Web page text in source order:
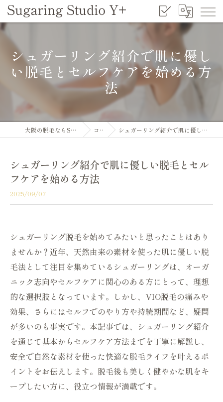
シュガーリング紹介で肌に優し
い脱毛とセルフケアを始める方
法
大阪の脱毛ならSugaring Studio Y+ コラム シュガーリング紹介で肌に優しい脱毛とセルフケアを始める方法
シュガーリング紹介で肌に優しい脱毛とセル
フケアを始める方法
2025/09/07
シュガーリング脱毛を始めてみたいと思ったことはあり
ませんか？近年、天然由来の素材を使った肌に優しい脱
毛法として注目を集めているシュガーリングは、オーガ
ニック志向やセルフケアに関心のある方にとって、理想
的な選択肢となっています。しかし、VIO脱毛の痛みや
効果、さらにはセルフでのやり方や持続期間など、疑問
が多いのも事実です。本記事では、シュガーリング紹介
を通じて基本からセルフケア方法までを丁寧に解説し、
安全で自然な素材を使った快適な脱毛ライフを叶えるポ
イントをお伝えします。脱毛後も美しく健やかな肌をキ
ープしたい方に、役立つ情報が満載です。